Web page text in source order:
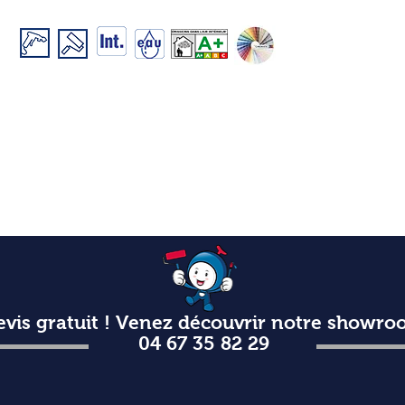
gratuit ! Venez découvrir notre
04 67 35 82 29